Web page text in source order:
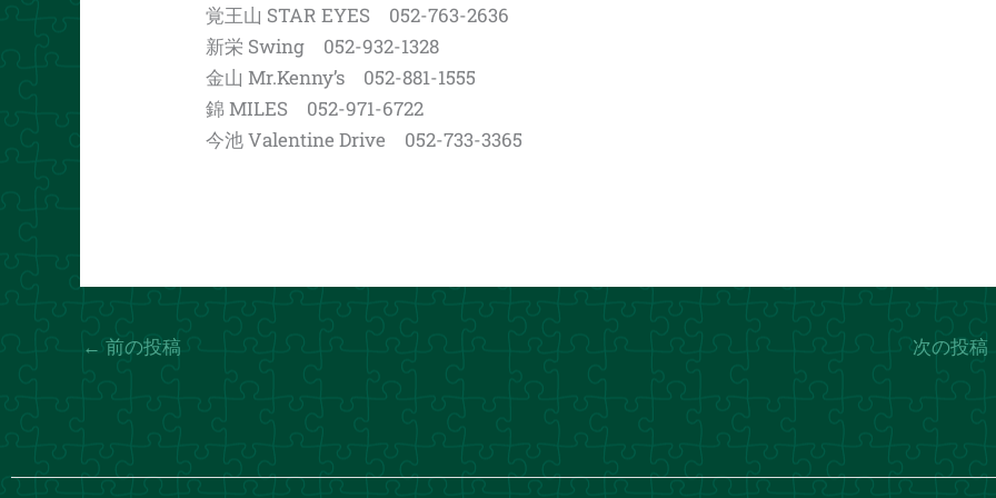
覚王山 STAR EYES 052-763-2636
新栄 Swing 052-932-1328
金山 Mr.Kenny’s 052-881-1555
錦 MILES 052-971-6722
今池 Valentine Drive 052-733-3365
← 前の投稿 次の投稿